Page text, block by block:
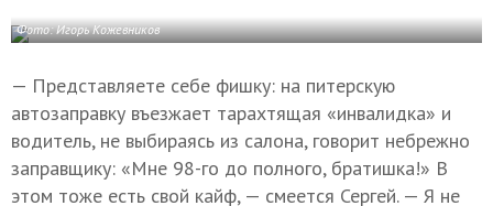
Фото: Игорь Кожевников
— Представляете себе фишку: на питерскую
автозаправку въезжает тарахтящая «инвалидка» и
водитель, не выбираясь из салона, говорит небрежно
заправщику: «Мне 98-го до полного, братишка!» В
этом тоже есть свой кайф, — смеется Сергей. — Я не